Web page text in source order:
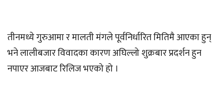
तीनमध्ये गुरुआमा र मालती मंगले पूर्वनिर्धारित मितिमै आएका हुन्
भने लालीबजार विवादका कारण अघिल्लो शुक्रबार प्रदर्शन हुन
नपाएर आजबाट रिलिज भएको हो ।